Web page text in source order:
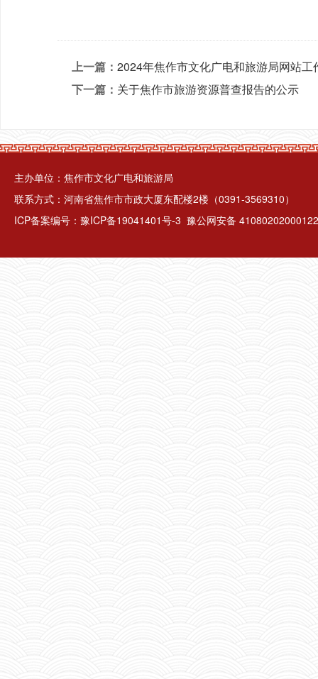
上一篇： 2024年焦作市文化广电和旅游局网站工
下一篇： 关于焦作市旅游资源普查报告的公示
主办单位：焦作市文化广电和旅游局
联系方式：河南省焦作市市政大厦东配楼2楼（0391-3569310）
ICP备案编号： 豫ICP备19041401号-3 豫公网安备